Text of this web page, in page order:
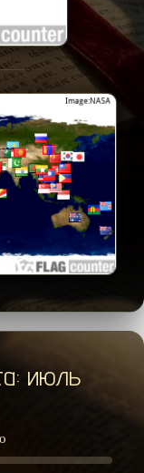
июль